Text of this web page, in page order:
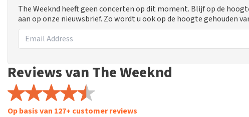
The Weeknd heeft geen concerten op dit moment. Blijf op de
aan op onze nieuwsbrief. Zo wordt u ook op de hoogte gehouden
Reviews van The Weeknd
Op basis van 127+ customer reviews